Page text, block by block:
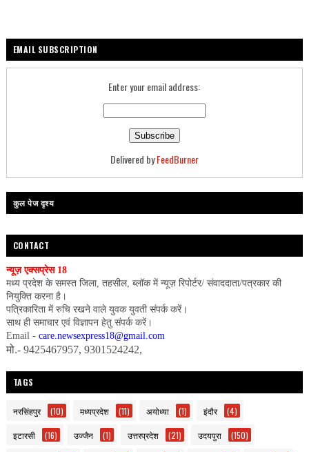
EMAIL SUBSCRIPTION
Enter your email address:
Delivered byFeedBurner
कुल पेज दृश्य
CONTACT
न्यूज़ एक्सप्रेस 18
मध्य प्रदेश के समस्त जिला, तहसील, ब्लॉक में न्यूज़ रिपोर्टर/ संवाददाता/पत्रकार की
नियुक्ति करना है।
पत्रिकारिता में रुचि रखने वाले युवक युवती संपर्क करें।
साथ ही समाचार एवं विज्ञापन हेतु संपर्क करें।
Email - care.newsexpress18@gmail.com
मो.- 9425467957, 9301524242,
TAGS
नरसिंहपुर (10) मध्यप्रदेश (11) अयोध्या (1) इंदौर (4)
इटारसी (16) उज्जैन (1) उत्तरप्रदेश (21) उदयपुरा (150)